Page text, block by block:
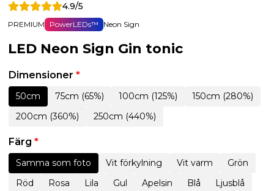
4.9/5
PREMIUM PowerLEDs™ Neon Sign
LED Neon Sign Gin tonic
Dimensioner *
50cm 75cm (65%) 100cm (125%)
150cm (280%)
200cm (360%)
250cm (440%)
Färg *
Samma som foto Vit förkylning Vit varm
Grön
Röd
Rosa Lila Gul Apelsin Blå
Ljusblå